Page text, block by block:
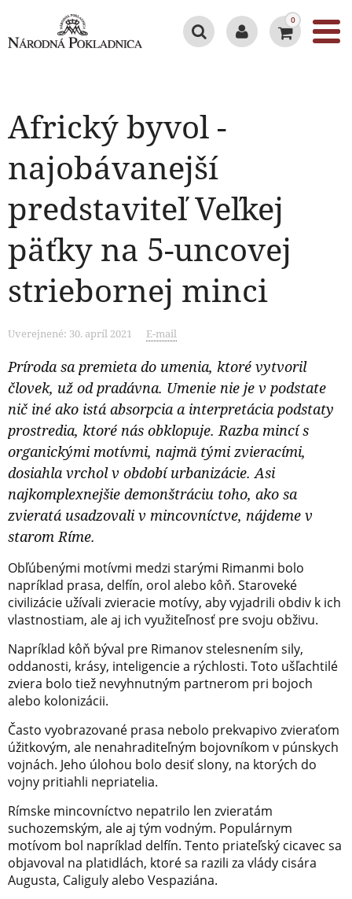
0
Africký byvol -
najobávanejší
predstaviteľ Veľkej
päťky na 5-uncovej
striebornej minci
Uverejnené: 30. apríl 2021 E-mail
Príroda sa premieta do umenia, ktoré vytvoril
človek, už od pradávna. Umenie nie je v podstate
nič iné ako istá absorpcia a interpretácia podstaty
prostredia, ktoré nás obklopuje. Razba mincí s
organickými motívmi, najmä tými zvieracími,
dosiahla vrchol v období urbanizácie. Asi
najkomplexnejšie demonštráciu toho, ako sa
zvieratá usadzovali v mincovníctve, nájdeme v
starom Ríme.
Obľúbenými motívmi medzi starými Rimanmi bolo
napríklad prasa, delfín, orol alebo kôň. Staroveké
civilizácie užívali zvieracie motívy, aby vyjadrili obdiv k ich
vlastnostiam, ale aj ich využiteľnosť pre svoju obživu.
Napríklad kôň býval pre Rimanov stelesnením sily,
oddanosti, krásy, inteligencie a rýchlosti. Toto ušľachtilé
zviera bolo tiež nevyhnutným partnerom pri bojoch
alebo kolonizácii.
Často vyobrazované prasa nebolo prekvapivo zvieraťom
úžitkovým, ale nenahraditeľným bojovníkom v púnskych
vojnách. Jeho úlohou bolo desiť slony, na ktorých do
vojny pritiahli nepriatelia.
Rímske mincovníctvo nepatrilo len zvieratám
suchozemským, ale aj tým vodným. Populárnym
motívom bol napríklad delfín. Tento priateľský cicavec sa
objavoval na platidlách, ktoré sa razili za vlády cisára
Augusta, Caliguly alebo Vespaziána.